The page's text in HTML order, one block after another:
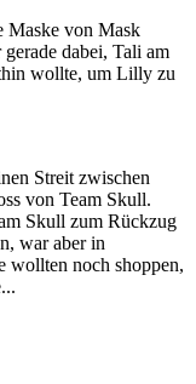
Maske von Mask
dabei, Tali am
wollte, um Lilly zu
Streit zwischen
von Team Skull.
Skull zum Rückzug
war aber in
wollten noch shoppen,